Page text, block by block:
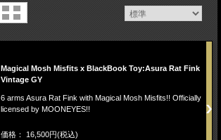
Magical Mosh Misfits x BlackBook Toy:Asura Rat Fink
Vintage GY
6 arms Asura Rat Fink with Magical Mosh Misfits!! Officially
licensed by MOONEYES!!
価格： 16,500円(税込)